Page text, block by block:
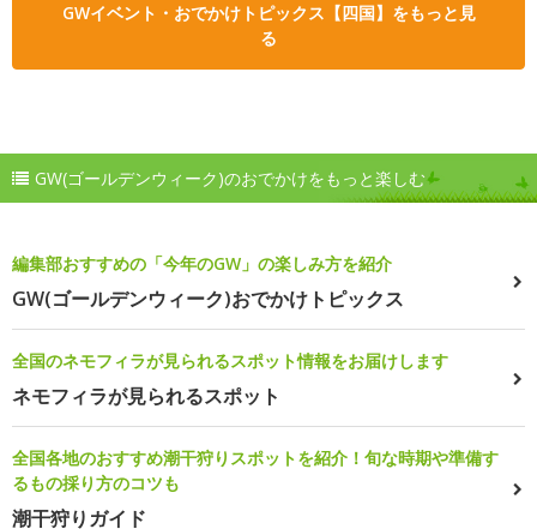
GWイベント・おでかけトピックス【四国】をもっと見
る
GW(ゴールデンウィーク)のおでかけをもっと楽しむ
編集部おすすめの「今年のGW」の楽しみ方を紹介
GW(ゴールデンウィーク)おでかけトピックス
全国のネモフィラが見られるスポット情報をお届けします
ネモフィラが見られるスポット
全国各地のおすすめ潮干狩りスポットを紹介！旬な時期や準備す
るもの採り方のコツも
潮干狩りガイド